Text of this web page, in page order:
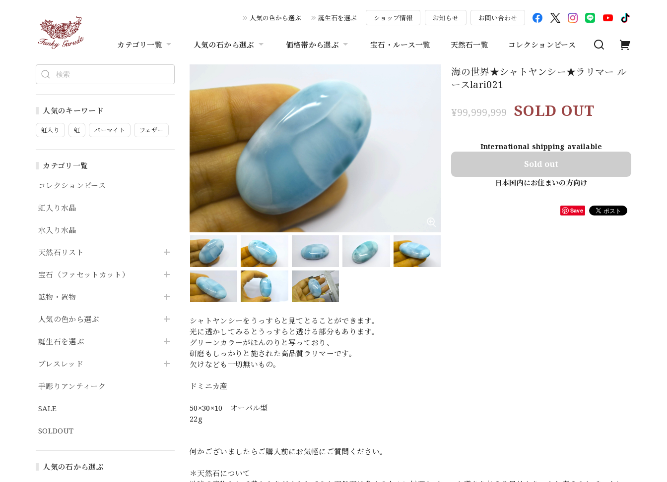
人気の色から選ぶ 誕生石を選ぶ ショップ情報 お知らせ お問い合わせ
カテゴリ一覧 人気の石から選ぶ 価格帯から選ぶ 宝石・ルース一覧 天然石一覧 コレクションピース
人気のキーワード
虹入り 虹 パーマイト フェザー
カテゴリ一覧
コレクションピース
虹入り水晶
水入り水晶
天然石リスト
宝石（ファセットカット）
鉱物・置物
人気の色から選ぶ
誕生石を選ぶ
ブレスレッド
手彫りアンティーク
SALE
SOLDOUT
人気の石から選ぶ
海の世界★シャトヤンシー★ラリマー ル
ースlari021
¥99,999,999 SOLD OUT
International shipping available
Sold out
日本国内にお住まいの方向け
Save
シャトヤンシーをうっすらと見てとることができます。
光に透かしてみるとうっすらと透ける部分もあります。
グリーンカラーがほんのりと写っており、
研磨もしっかりと施された高品質ラリマーです。
欠けなども一切無いもの。
ドミニカ産
50×30×10 オーバル型
22g
何かございましたらご購入前にお気軽にご質問ください。
＊天然石について